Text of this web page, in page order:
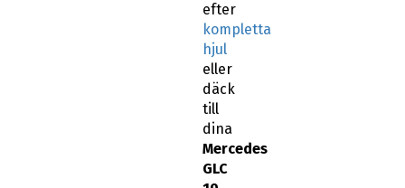
efter
kompletta
hjul
eller
däck
till
dina
Mercedes
GLC